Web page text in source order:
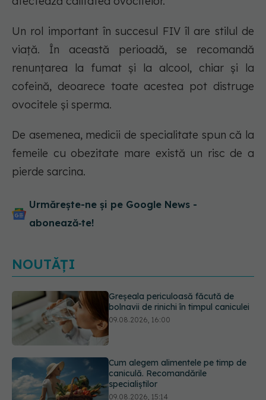
Un rol important în succesul FIV îl are stilul de
viață. În această perioadă, se recomandă
renunțarea la fumat și la alcool, chiar și la
cofeină, deoarece toate acestea pot distruge
ovocitele și sperma.
De asemenea, medicii de specialitate spun că la
femeile cu obezitate mare există un risc de a
pierde sarcina.
Urmărește-ne și pe Google News -
abonează‑te!
NOUTĂȚI
Cum alegem alimentele pe timp de
caniculă. Recomandările
Adevărul despre diabetul de tip 2:
ce greșeli fac majoritatea oamenilor.
5 mituri demontate de medici